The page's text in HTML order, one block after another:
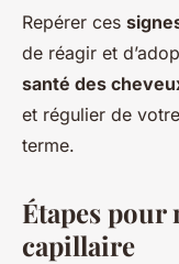
Repérer ces
de réagir et
santé des
et régulier de
terme.
Étapes
capillaire